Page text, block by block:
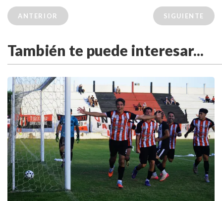
ANTERIOR SIGUIENTE
También te puede interesar...